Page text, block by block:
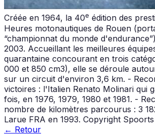
Créée en 1964, la 40e édition des
Heures motonautiques de Rouen
“championnat du monde
2003. Accueillant les meilleures
quarantaine concourant en trois
000 et 850 cm3), elle se déroule
sur un circuit d'environ 3,6 km. -
victoires : l'Italien Renato Molinari qui
fois, en 1976, 1979, 1980 et 1981. -
nombre de kilomètres parcourus : 3
Larue FRA en 1993. Copyright Spoorts
← Retour